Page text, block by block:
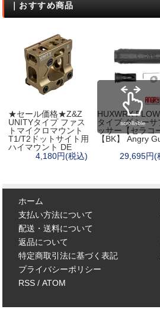
｜おすすめ商品
★セール価格★Z&Z
UNITYタイプ ファス
トマイクロマウント
T1/T2ドットサイト用
ハイマウント DE
4,180円(税込)
HUXWRX
タイプ ダミーサ
ッサー【セラコ
【BK】 Angry
29,695円(
scrollable
ホーム
支払い方法について
配送・送料について
返品について
特定商取引法に基づく表記
プライバシーポリシー
RSS/ ATOM